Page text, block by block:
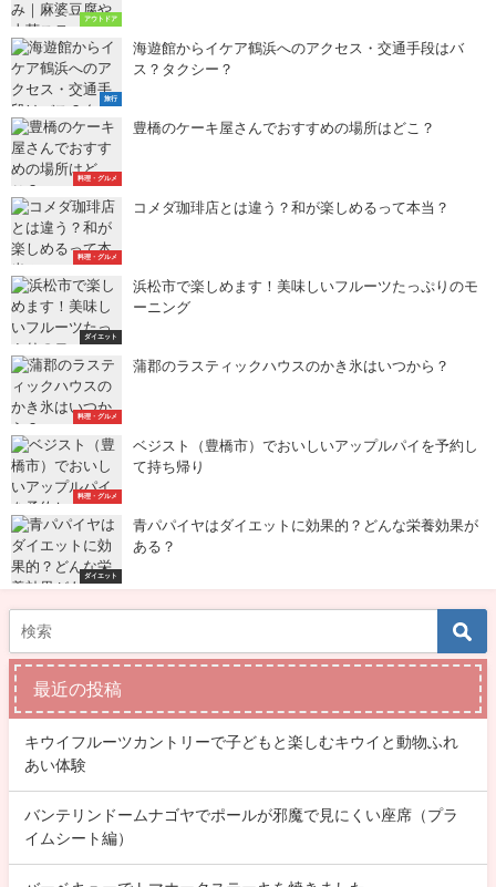
アウトドア
旅行
海遊館からイケア鶴浜へのアクセス・交通手段はバ
ス？タクシー？
料理・グルメ
豊橋のケーキ屋さんでおすすめの場所はどこ？
料理・グルメ
コメダ珈琲店とは違う？和が楽しめるって本当？
ダイエット
浜松市で楽しめます！美味しいフルーツたっぷりのモ
ーニング
料理・グルメ
蒲郡のラスティックハウスのかき氷はいつから？
料理・グルメ
ベジスト（豊橋市）でおいしいアップルパイを予約し
て持ち帰り
ダイエット
青パパイヤはダイエットに効果的？どんな栄養効果が
ある？
最近の投稿
キウイフルーツカントリーで子どもと楽しむキウイと動物ふれ
あい体験
バンテリンドームナゴヤでポールが邪魔で見にくい座席（プラ
イムシート編）